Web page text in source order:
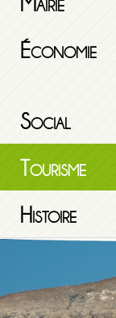
Économie
Social
Tourisme
Histoire